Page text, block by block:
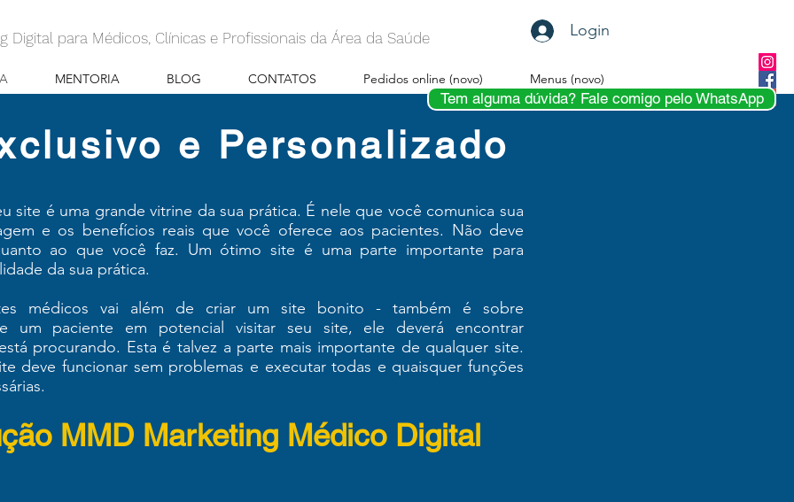
Tem alguma dúvida? Fale comigo pelo WhatsApp
Digital para Médicos, Clínicas e Profissionais da Área da Saúde Login
MENTORIA BLOG CONTATOS Pedidos online (novo) Menus (novo)
e Personalizado
site é uma grande vitrine da sua prática. É nele que você comunica sua
e os benefícios reais que você oferece aos pacientes. Não deve
ao que você faz. Um ótimo site é uma parte importante para
da sua prática.
médicos vai além de criar um site bonito - também é sobre
um paciente em potencial visitar seu site, ele deverá encontrar
procurando. Esta é talvez a parte mais importante de qualquer site.
deve funcionar sem problemas e executar todas e quaisquer funções
MMD Marketing Médico Digital